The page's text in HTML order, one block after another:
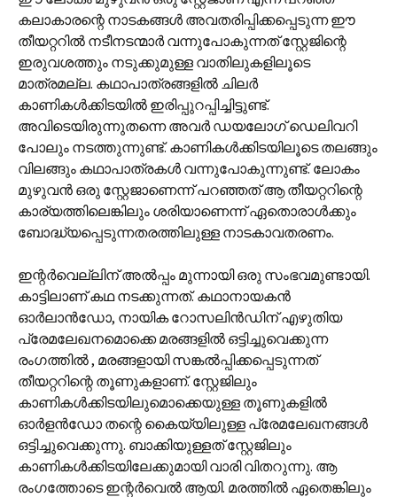
കലാകാരന്റെ നാടകങ്ങള്‍ അവതരിപ്പിക്കപ്പെടുന്ന ഈ
തീയറ്ററില്‍ നടീനടന്മാര്‍ വന്നുപോകുന്നത് സ്റ്റേജിന്റെ
ഇരുവശത്തും നടുക്കുമുള്ള വാതിലുകളിലൂടെ
മാത്രമല്ല. കഥാപാത്രങ്ങളില്‍ ചിലര്‍
കാണികള്‍ക്കിടയില്‍ ഇരിപ്പുറപ്പിച്ചിട്ടുണ്ട്.
അവിടെയിരുന്നുതന്നെ അവര്‍ ഡയലോഗ് ഡെലിവറി
പോലും നടത്തുന്നുണ്ട്. കാണികള്‍ക്കിടയിലൂടെ തലങ്ങും
വിലങ്ങും കഥാപാത്രകള്‍ വന്നുപോകുന്നുണ്ട്. ലോകം
മുഴുവന്‍ ഒരു സ്റ്റേജാണെന്ന് പറഞ്ഞത് ആ തീയറ്ററിന്റെ
കാര്യത്തിലെങ്കിലും ശരിയാണെന്ന് ഏതൊരാള്‍ക്കും
ബോദ്ധ്യപ്പെടുന്നതരത്തിലുള്ള നാടകാവതരണം.
ഇന്റര്‍വെല്ലിന് അല്‍പ്പം മുന്നായി ഒരു സംഭവമുണ്ടായി.
കാട്ടിലാണ് കഥ നടക്കുന്നത്. കഥാനായകന്‍
ഓര്‍ലാന്‍ഡോ, നായിക റോസലിന്‍ഡിന് എഴുതിയ
പ്രേമലേഖനമൊക്കെ മരങ്ങളില്‍ ഒട്ടിച്ചുവെക്കുന്ന
രംഗത്തില്‍ , മരങ്ങളായി സങ്കല്‍പ്പിക്കപ്പെടുന്നത്
തീയറ്ററിന്റെ തൂണുകളാണ്. സ്റ്റേജിലും
കാണികള്‍ക്കിടയിലുമൊക്കെയുള്ള തൂണുകളില്‍
ഓര്‍ളന്‍ഡോ തന്റെ കൈയ്യിലുള്ള പ്രേമലേഖനങ്ങള്‍
ഒട്ടിച്ചുവെക്കുന്നു. ബാക്കിയുള്ളത് സ്റ്റേജിലും
കാണികള്‍ക്കിടയിലേക്കുമായി വാരി വിതറുന്നു. ആ
രംഗത്തോടെ ഇന്റര്‍വെല്‍ ആയി. മരത്തില്‍ ഏതെങ്കിലും